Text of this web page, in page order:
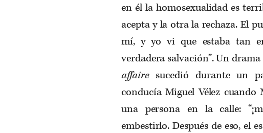
en él la homosexualidad es
acepta y la otra la rechaza. El
mí, y yo vi que estaba tan
verdadera salvación”. Un
affairesucedió durante un
conducía Miguel Vélez
una persona en la calle:
embestirlo. Después de eso, el